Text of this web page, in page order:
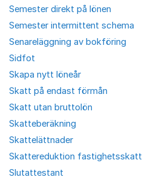
Semester direkt på lönen
Semester intermittent schema
Senareläggning av bokföring
Sidfot
Skapa nytt löneår
Skatt på endast förmån
Skatt utan bruttolön
Skatteberäkning
Skattelättnader
Skattereduktion fastighetsskatt
Slutattestant